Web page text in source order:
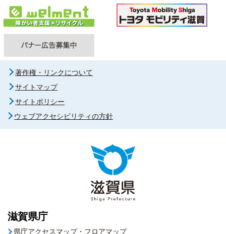
著作権・リンクについて
サイトマップ
サイトポリシー
ウェブアクセシビリティの方針
滋賀県庁
県庁アクセスマップ・フロアマップ